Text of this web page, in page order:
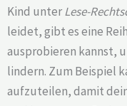
Kind unterLese-
leidet, gibt es eine
ausprobieren kannst,
lindern. Zum Beispiel
aufzuteilen, damit